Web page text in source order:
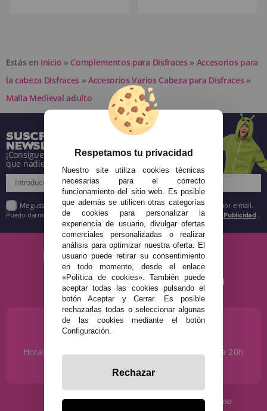
Estás en Inicio » Complementos para Disfraces » Accesorios para
la cabeza Disfraces » Accesorios Varios Cabeza para Disfraces »
Malla Medieval adulto
SUSCRÍBETE A NUESTRA
NEWSLETTER
¡Consigue descuentos y entérate de todo antes
que nadie!
Me gustaría recibir descuentos exclusivos, novedades y tendencias por e-mail.
Puedo darme de baja cuando quiera según lo recogido en la Política de Publicidad .
¿NECESITAS AYUDA?
Horario de Lunes a Sábados de 10 a 14h y de 17 a 20h
info@disfracestuyyo.com
· Quiénes somos
· Condiciones de uso
Respetamos tu privacidad
Nuestro site utiliza cookies técnicas
necesarias para el correcto
funcionamiento del sitio web. Es posible
que además se utilicen otras categorías
de cookies para personalizar la
experiencia de usuario, divulgar ofertas
comerciales personalizadas o realizar
análisis para optimizar nuestra oferta. El
usuario puede retirar su consentimiento
en todo momento, desde el enlace
«Política de cookies». También puede
aceptar todas las cookies pulsando el
botón Aceptar y Cerrar. Es posible
rechazarlas todas o seleccionar algunas
de las cookies mediante el botón
Configuración.
Rechazar